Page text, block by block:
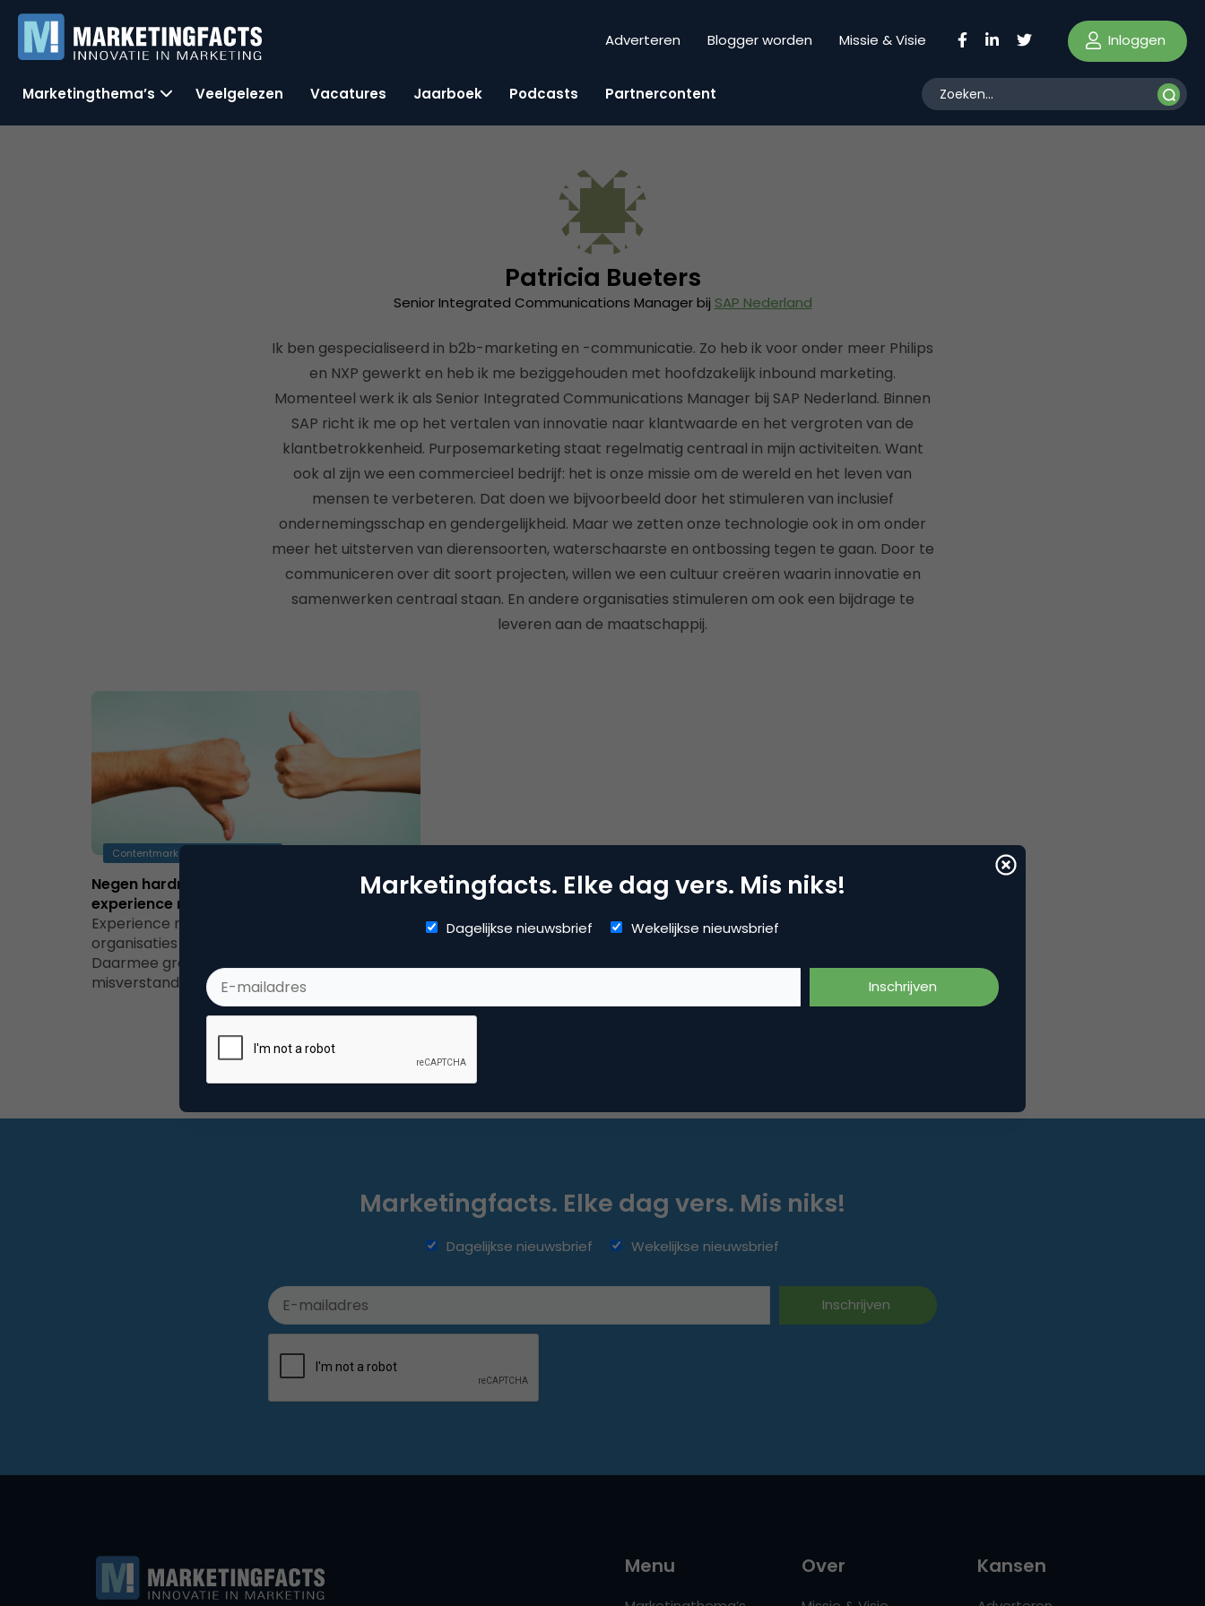
Adverteren Blogger worden Missie & Visie Inloggen
Marketingthema’s Veelgelezen Vacatures Jaarboek Podcasts Partnercontent
Patricia Bueters
Senior Integrated Communications Manager bij SAP Nederland
Ik ben gespecialiseerd in b2b-marketing en -communicatie. Zo heb ik voor onder meer Philips
en NXP gewerkt en heb ik me beziggehouden met hoofdzakelijk inbound marketing.
Momenteel werk ik als Senior Integrated Communications Manager bij SAP Nederland. Binnen
SAP richt ik me op het vertalen van innovatie naar klantwaarde en het vergroten van de
klantbetrokkenheid. Purposemarketing staat regelmatig centraal in mijn activiteiten. Want
ook al zijn we een commercieel bedrijf: het is onze missie om de wereld en het leven van
mensen te verbeteren. Dat doen we bijvoorbeeld door het stimuleren van inclusief
ondernemingsschap en gendergelijkheid. Maar we zetten onze technologie ook in om onder
meer het uitsterven van dierensoorten, waterschaarste en ontbossing tegen te gaan. Door te
communiceren over dit soort projecten, willen we een cultuur creëren waarin innovatie en
samenwerken centraal staan. En andere organisaties stimuleren om ook een bijdrage te
leveren aan de maatschappij.
Contentmarketing & Storytelling
Negen hardnekkige misverstanden over
experience management
Experience management (XM) krijgt bij veel
organisaties een steeds prominentere plek.
Daarmee groeit helaas ook het aantal
misverstanden over dit discipline.…
Marketingfacts. Elke dag vers. Mis niks!
Dagelijkse nieuwsbrief Wekelijkse nieuwsbrief
Marketingfacts. Elke dag vers. Mis niks!
Dagelijkse nieuwsbrief Wekelijkse nieuwsbrief
Menu Over Kansen